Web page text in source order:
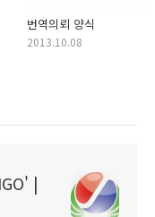
번역의뢰 양식
2013.10.08
|